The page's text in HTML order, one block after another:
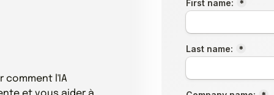
comment l'IA